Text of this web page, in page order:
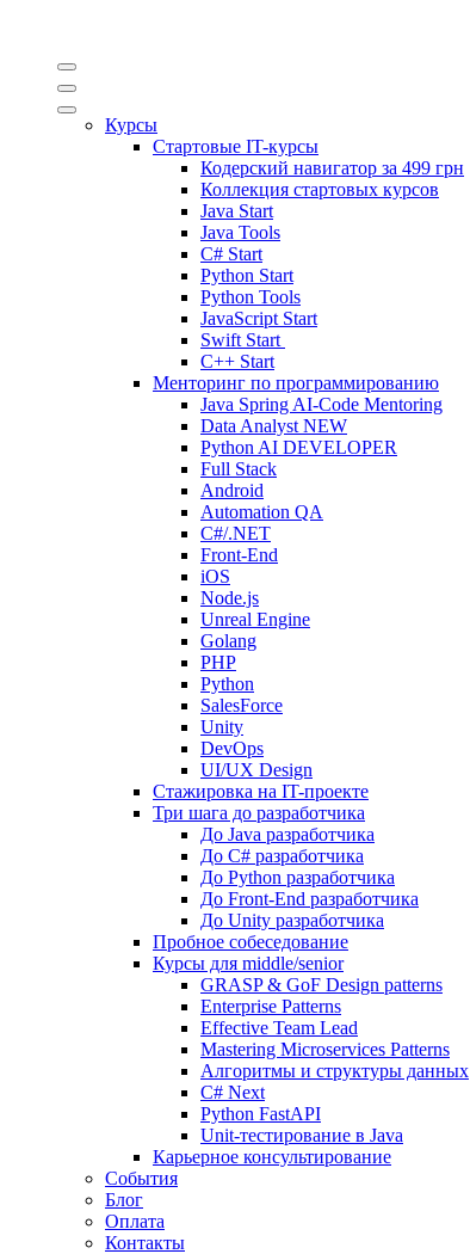
Курсы
Стартовые IT-курсы
Кодерский навигатор за 499 грн
Коллекция стартовых курсов
Java Start
Java Tools
C# Start
Python Start
Python Tools
JavaScript Start
Swift Start
C++ Start
Менторинг по программированию
Java Spring AI-Code Mentoring
Data Analyst NEW
Python AI DEVELOPER
Full Stack
Android
Automation QA
C#/.NET
Front-End
iOS
Node.js
Unreal Engine
Golang
PHP
Python
SalesForce
Unity
DevOps
UI/UX Design
Стажировка на IT-проекте
Три шага до разработчика
До Java разработчика
До C# разработчика
До Python разработчика
До Front-End разработчика
До Unity разработчика
Пробное собеседование
Курсы для middle/senior
GRASP & GoF Design patterns
Enterprise Patterns
Effective Team Lead
Mastering Microservices Patterns
Алгоритмы и структуры данных
C# Next
Python FastAPI
Unit-тестирование в Java
Карьерное консультирование
События
Блог
Оплата
Контакты